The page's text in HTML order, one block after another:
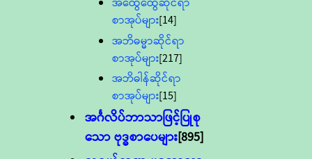
စာအုပ်များ[14]
အဘိဓမ္မာဆိုင်ရာ
စာအုပ်များ[217]
အဘိဓါန်ဆိုင်ရာ
စာအုပ်များ[15]
အင်္ဂလိပ်ဘာသာဖြင့်ပြုစု
သော ဗုဒ္ဓစာပေများ[895]